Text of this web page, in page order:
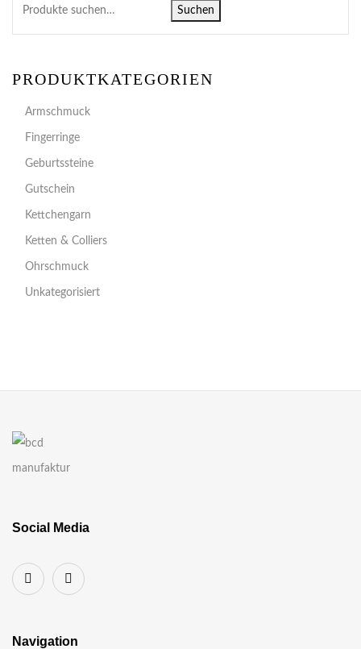
Suchen
PRODUKTKATEGORIEN
Armschmuck
Fingerringe
Geburtssteine
Gutschein
Kettchengarn
Ketten & Colliers
Ohrschmuck
Unkategorisiert
Social Media
Navigation